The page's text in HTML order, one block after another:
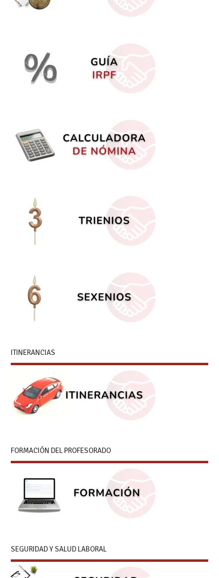
ITINERANCIAS
FORMACIÓN DEL PROFESORADO
SEGURIDAD Y SALUD LABORAL